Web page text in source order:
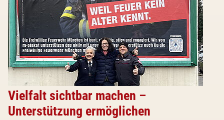
Vielfalt sichtbar machen –
Unterstützung ermöglichen